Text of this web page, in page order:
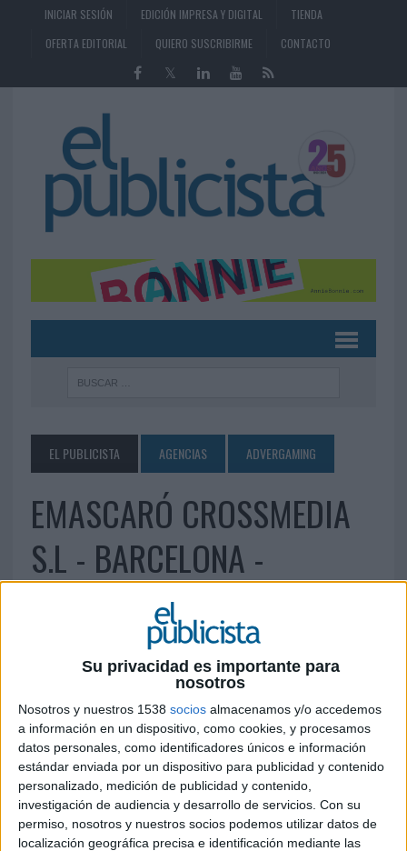
Su privacidad es importante para
nosotros
Nosotros y nuestros 1538 socios almacenamos y/o accedemos
a información en un dispositivo, como cookies, y procesamos
datos personales, como identificadores únicos e información
estándar enviada por un dispositivo para publicidad y contenido
personalizado, medición de publicidad y contenido,
investigación de audiencia y desarrollo de servicios. Con su
permiso, nosotros y nuestros socios podemos utilizar datos de
localización geográfica precisa e identificación mediante las
INICIAR SESIÓN EDICIÓN IMPRESA Y DIGITAL
TIENDA
OFERTA EDITORIAL
QUIERO SUSCRIBIRME CONTACTO
EL PUBLICISTA AGENCIAS ADVERGAMING
EMASCARÓ CROSSMEDIA
S.L - BARCELONA -
8 DE NOVIEMBRE DE 2007
Carrer de Roc Boronat, 35 08005 - Barcelona Tel:
933437584 e-mail: info@emascaro.com
http://www.emascaro.com/
IMPRIMIR
TWEET
SHARE